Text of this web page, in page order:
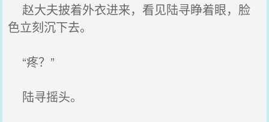
赵大夫披着外衣进来，看见陆寻睁着眼，脸
色立刻沉下去。
“疼？”
陆寻摇头。